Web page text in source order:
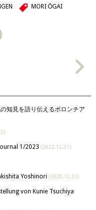
MORI ŌGAI
知見を語り伝えるボロンチア
1/2023 (2022.12.21)
Yoshinori (2020.12.23)
von Kunie Tsuchiya